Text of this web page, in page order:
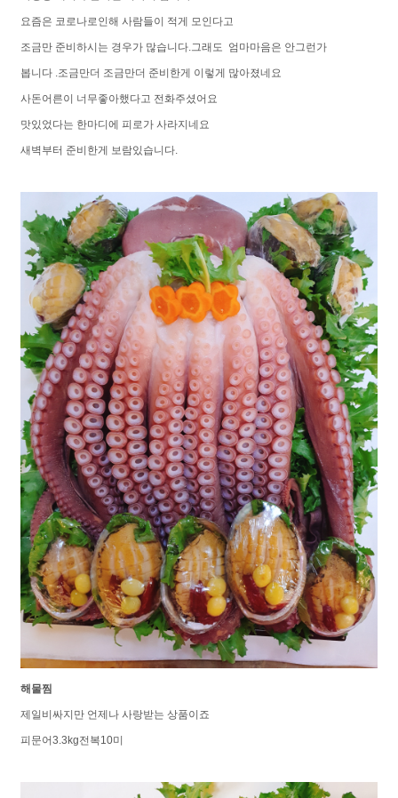
요즘은 코로나로인해 사람들이 적게 모인다고
조금만 준비하시는 경우가 많습니다.그래도 엄마마음은 안그런가
봅니다 .조금만더 조금만더 준비한게 이렇게 많아졌네요
사돈어른이 너무좋아했다고 전화주셨어요
맛있었다는 한마디에 피로가 사라지네요
새벽부터 준비한게 보람있습니다.
해물찜
제일비싸지만 언제나 사랑받는 상품이죠
피문어3.3kg전복10미